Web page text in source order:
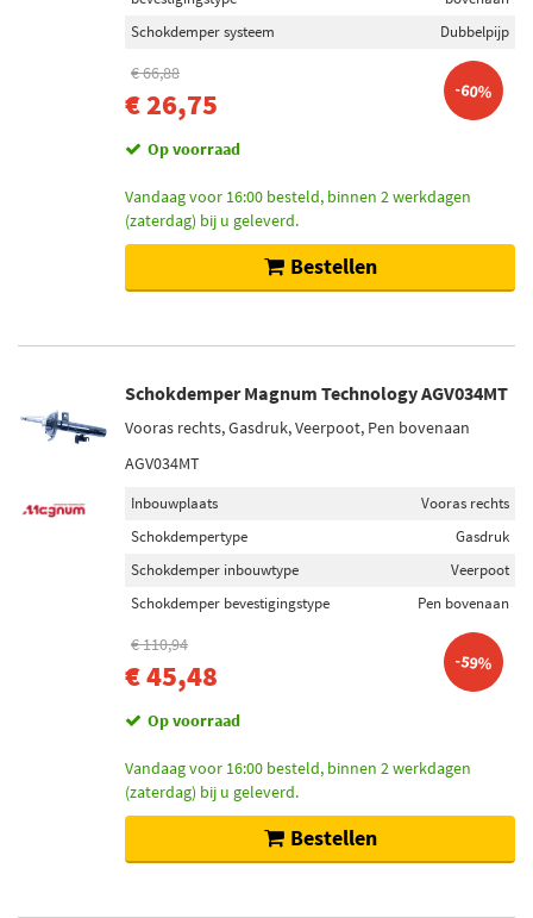
Schokdemper systeem
Dubbelpijp
€ 66,88
€ 26,75 -60%
Op voorraad
Vandaag voor 16:00 besteld, binnen 2 werkdagen
(zaterdag) bij u geleverd.
Bestellen
Schokdemper Magnum Technology AGV034MT
Vooras rechts, Gasdruk, Veerpoot, Pen bovenaan
AGV034MT
Inbouwplaats
Vooras rechts
Schokdempertype
Gasdruk
Schokdemper inbouwtype
Veerpoot
Schokdemper bevestigingstype
Pen bovenaan
€ 110,94
€ 45,48 -59%
Op voorraad
Vandaag voor 16:00 besteld, binnen 2 werkdagen
(zaterdag) bij u geleverd.
Bestellen